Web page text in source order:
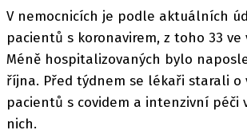
V nemocnicích je podle aktuálních
pacientů s koronavirem, z toho 33 ve
Méně hospitalizovaných bylo
října. Před týdnem se lékaři starali o
pacientů s covidem a intenzivní péči
nich.